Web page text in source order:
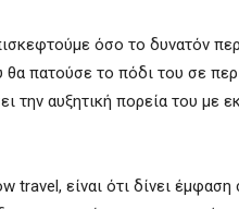
όσο το δυνατόν
πατούσε το πόδι του σε
την αυξητική πορεία του με
travel, είναι ότι δίνει